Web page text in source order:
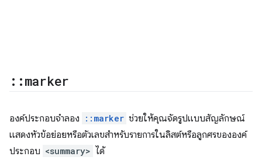
::marker
องค์ประกอบจำลอง ::marker ช่วยให้คุณจัดรูปแบบสัญลักษณ์
แสดงหัวข้อย่อยหรือตัวเลขสำหรับรายการในลิสต์หรือลูกศรขององค์
ประกอบ <summary> ได้